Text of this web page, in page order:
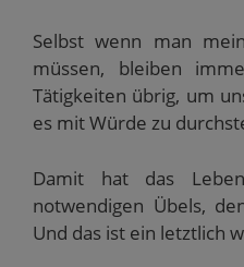
Selbst wenn man
müssen, bleiben
Tätigkeiten übrig, um
es mit Würde zu
Damit hat das
notwendigen Übels,
Und das ist ein letztlich